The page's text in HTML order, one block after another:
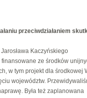
przeciwdziałaniem
Kaczyńskiego
finansowane ze środków
w tym projekt dla środkowej
województw.
Była też zaplanowana